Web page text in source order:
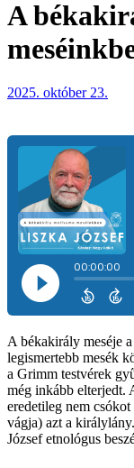
A
2025. október 23.
A békakirály meséje
legismertebb mesék
a Grimm testvérek
még inkább elterjedt.
eredetileg nem
vágja) azt a
József etnológus